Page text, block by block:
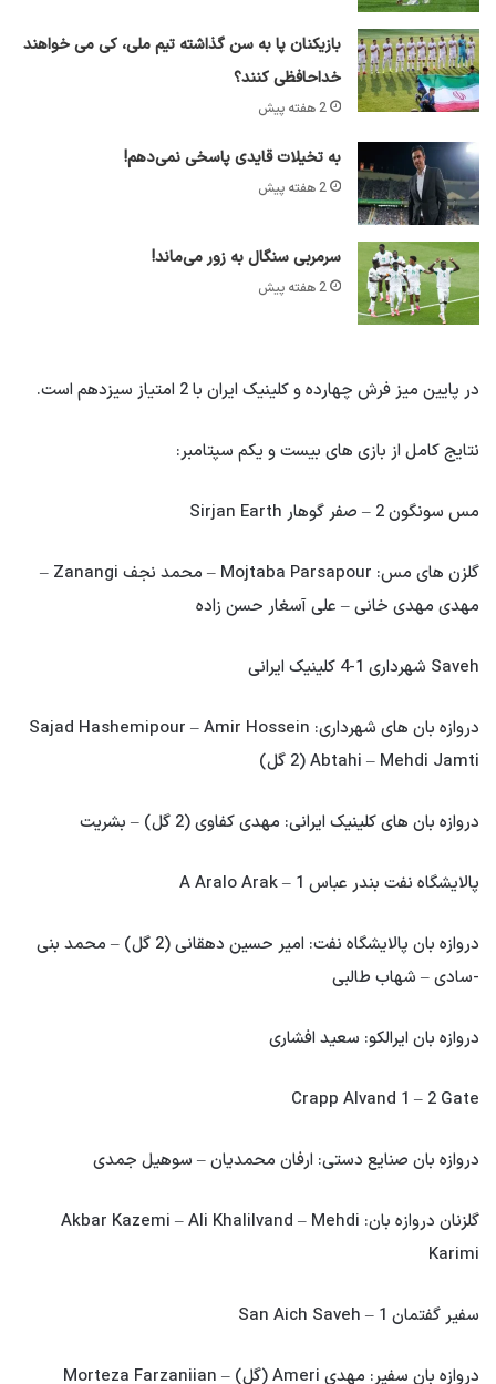
بازیکنان پا به سن گذاشته تیم ملی، کی می خواهند
خداحافظی کنند؟
2 هفته پیش
به تخیلات قایدی پاسخی نمی‌دهم!
2 هفته پیش
سرمربی سنگال به زور می‌ماند!
2 هفته پیش
در پایین میز فرش چهارده و کلینیک ایران با 2 امتیاز سیزدهم است.
نتایج کامل از بازی های بیست و یکم سپتامبر:
مس سونگون 2 – صفر گوهار Sirjan Earth
گلزن های مس: Mojtaba Parsapour – محمد نجف Zanangi –
مهدی مهدی خانی – علی آسغار حسن زاده
Saveh شهرداری 1-4 کلینیک ایرانی
دروازه بان های شهرداری: Sajad Hashemipour – Amir Hossein
Abtahi – Mehdi Jamti (2 گل)
دروازه بان های کلینیک ایرانی: مهدی کفاوی (2 گل) – بشریت
پالایشگاه نفت بندر عباس 1 – A Aralo Arak
دروازه بان پالایشگاه نفت: امیر حسین دهقانی (2 گل) – محمد بنی
-سادی – شهاب طالبی
دروازه بان ایرالکو: سعید افشاری
Crapp Alvand 1 – 2 Gate
دروازه بان صنایع دستی: ارفان محمدیان – سوهیل جمدی
گلزنان دروازه بان: Akbar Kazemi – Ali Khalilvand – Mehdi
Karimi
سفیر گفتمان 1 – San Aich Saveh
دروازه بان سفیر: مهدی Ameri (گل) – Morteza Farzaniian